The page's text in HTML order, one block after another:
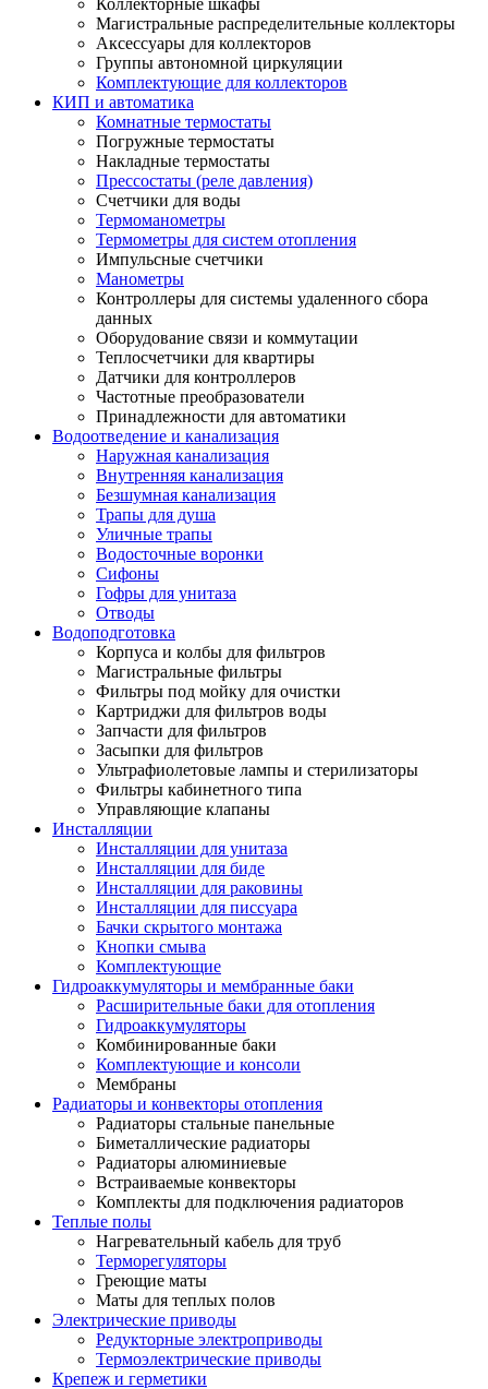
Коллекторные шкафы
Магистральные распределительные коллекторы
Аксессуары для коллекторов
Группы автономной циркуляции
Комплектующие для коллекторов
КИП и автоматика
Комнатные термостаты
Погружные термостаты
Накладные термостаты
Прессостаты (реле давления)
Счетчики для воды
Термоманометры
Термометры для систем отопления
Импульсные счетчики
Манометры
Контроллеры для системы удаленного сбора
данных
Оборудование связи и коммутации
Теплосчетчики для квартиры
Датчики для контроллеров
Частотные преобразователи
Принадлежности для автоматики
Водоотведение и канализация
Наружная канализация
Внутренняя канализация
Безшумная канализация
Трапы для душа
Уличные трапы
Водосточные воронки
Сифоны
Гофры для унитаза
Отводы
Водоподготовка
Корпуса и колбы для фильтров
Магистральные фильтры
Фильтры под мойку для очистки
Картриджи для фильтров воды
Запчасти для фильтров
Засыпки для фильтров
Ультрафиолетовые лампы и стерилизаторы
Фильтры кабинетного типа
Управляющие клапаны
Инсталляции
Инсталляции для унитаза
Инсталляции для биде
Инсталляции для раковины
Инсталляции для писсуара
Бачки скрытого монтажа
Кнопки смыва
Комплектующие
Гидроаккумуляторы и мембранные баки
Расширительные баки для отопления
Гидроаккумуляторы
Комбинированные баки
Комплектующие и консоли
Мембраны
Радиаторы и конвекторы отопления
Радиаторы стальные панельные
Биметаллические радиаторы
Радиаторы алюминиевые
Встраиваемые конвекторы
Комплекты для подключения радиаторов
Теплые полы
Нагревательный кабель для труб
Терморегуляторы
Греющие маты
Маты для теплых полов
Электрические приводы
Редукторные электроприводы
Термоэлектрические приводы
Крепеж и герметики